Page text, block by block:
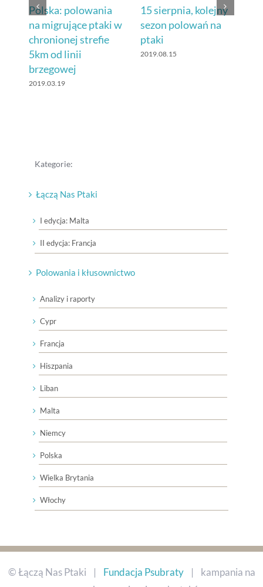
Polska: polowania
na migrujące ptaki w
chronionej strefie
5km od linii
brzegowej
2019.03.19
15 sierpnia, kolejny
sezon polowań na
ptaki
2019.08.15
Kategorie:
Łączą Nas Ptaki
I edycja: Malta
II edycja: Francja
Polowania i kłusownictwo
Analizy i raporty
Cypr
Francja
Hiszpania
Liban
Malta
Niemcy
Polska
Wielka Brytania
Włochy
© Łączą Nas Ptaki | Fundacja Psubraty| kampania na